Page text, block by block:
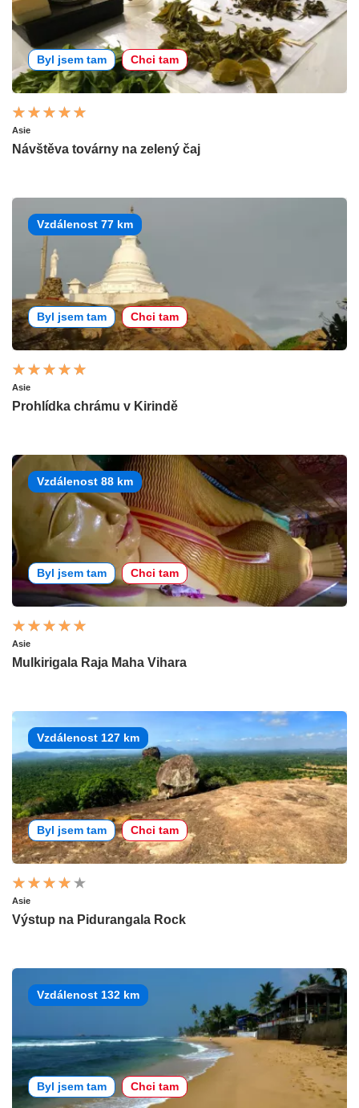
Byl jsem tam Chci tam
Asie
Návštěva továrny na zelený čaj
Vzdálenost 77 km
Byl jsem tam Chci tam
Asie
Prohlídka chrámu v Kirindě
Vzdálenost 88 km
Byl jsem tam Chci tam
Asie
Mulkirigala Raja Maha Vihara
Vzdálenost 127 km
Byl jsem tam Chci tam
Asie
Výstup na Pidurangala Rock
Vzdálenost 132 km
Byl jsem tam Chci tam